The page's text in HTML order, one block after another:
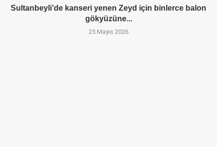
Sultanbeyli’de kanseri yenen Zeyd için binlerce balon
gökyüzüne...
25 Mayıs 2026